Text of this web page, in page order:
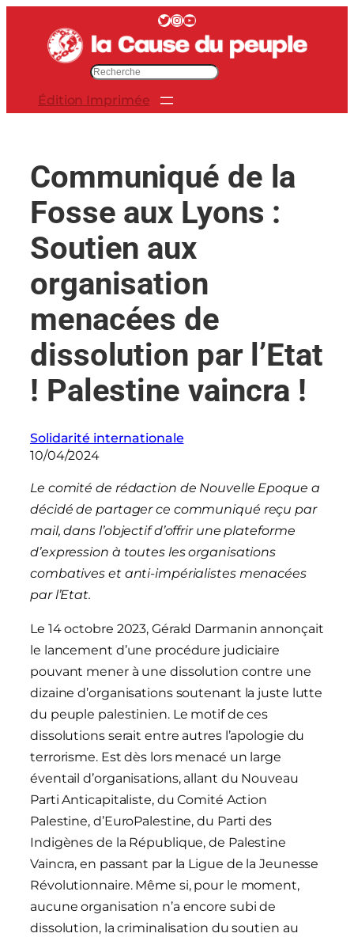
contenu
Twitter InstagramYouTube
c
e
r
Édition Imprimée
Communiqué de la
Fosse aux Lyons :
Soutien aux
organisation
menacées de
dissolution par l’Etat
! Palestine vaincra !
Solidarité internationale
10/04/2024
Le comité de rédaction de Nouvelle Epoque a
décidé de partager ce communiqué reçu par
mail, dans l’objectif d’offrir une plateforme
d’expression à toutes les organisations
combatives et anti-impérialistes menacées
par l’Etat.
Le 14 octobre 2023, Gérald Darmanin annonçait
le lancement d’une procédure judiciaire
pouvant mener à une dissolution contre une
dizaine d’organisations soutenant la juste lutte
du peuple palestinien. Le motif de ces
dissolutions serait entre autres l’apologie du
terrorisme. Est dès lors menacé un large
éventail d’organisations, allant du Nouveau
Parti Anticapitaliste, du Comité Action
Palestine, d’EuroPalestine, du Parti des
Indigènes de la République, de Palestine
Vaincra, en passant par la Ligue de la Jeunesse
Révolutionnaire. Même si, pour le moment,
aucune organisation n’a encore subi de
dissolution, la criminalisation du soutien au